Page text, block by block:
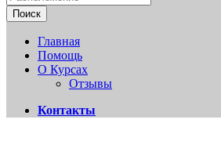
Поиск
Главная
Помощь
О Курсах
Отзывы
Контакты